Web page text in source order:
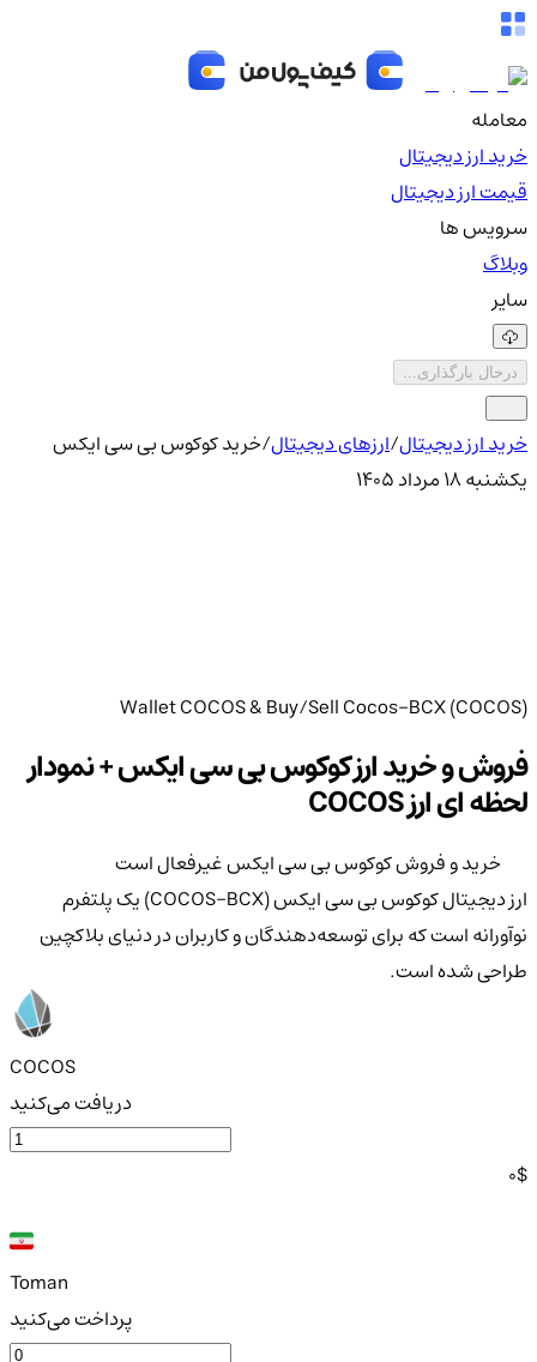
معامله
خرید ارز دیجیتال
قیمت ارز دیجیتال
سرویس ها
وبلاگ
سایر
درحال بارگذاری...
خرید ارز دیجیتال/ارزهای دیجیتال/خرید کوکوس بی سی ایکس
یکشنبه ۱۸ مرداد ۱۴۰۵
Wallet COCOS & Buy/Sell Cocos-BCX (COCOS)
فروش و خرید ارز کوکوس بی سی ایکس + نمودار
لحظه ای ارز COCOS
خرید و فروش کوکوس بی سی ایکس غیرفعال است
ارز دیجیتال کوکوس بی سی ایکس (COCOS-BCX) یک پلتفرم
نوآورانه است که برای توسعه‌دهندگان و کاربران در دنیای بلاکچین
طراحی شده است.
COCOS
دریافت می‌کنید
0$
Toman
پرداخت می‌کنید